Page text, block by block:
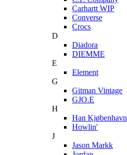
Carhartt WIP
Converse
Crocs
D
Diadora
DIEMME
E
Element
G
Gitman Vintage
GJO.E
H
Han Kjøbenhavn
Howlin'
J
Jason Markk